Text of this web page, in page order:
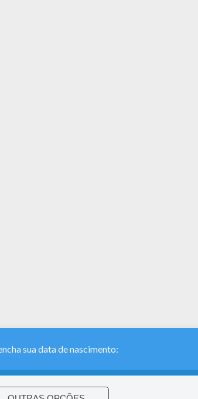
Você pode imprimir este Lappa na
o mais bonito Lappa na fazenda